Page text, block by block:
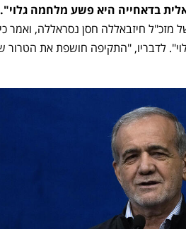
בדאחייה היא פשע מלחמה גלוי".